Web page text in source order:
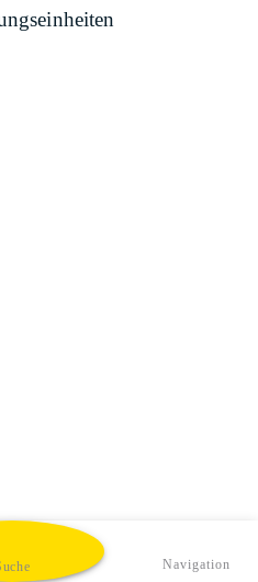
Navigation